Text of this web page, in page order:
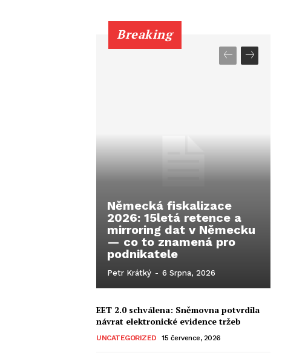
Breaking
Německá fiskalizace
2026: 15letá retence a
mirroring dat v Německu
— co to znamená pro
podnikatele
Petr Krátký - 6 Srpna, 2026
EET 2.0 schválena: Sněmovna potvrdila
návrat elektronické evidence tržeb
UNCATEGORIZED 15 července, 2026